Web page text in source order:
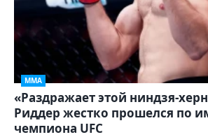
ММА
«Раздражает этой ниндзя-
Риддер жестко прошелся по
чемпиона UFC